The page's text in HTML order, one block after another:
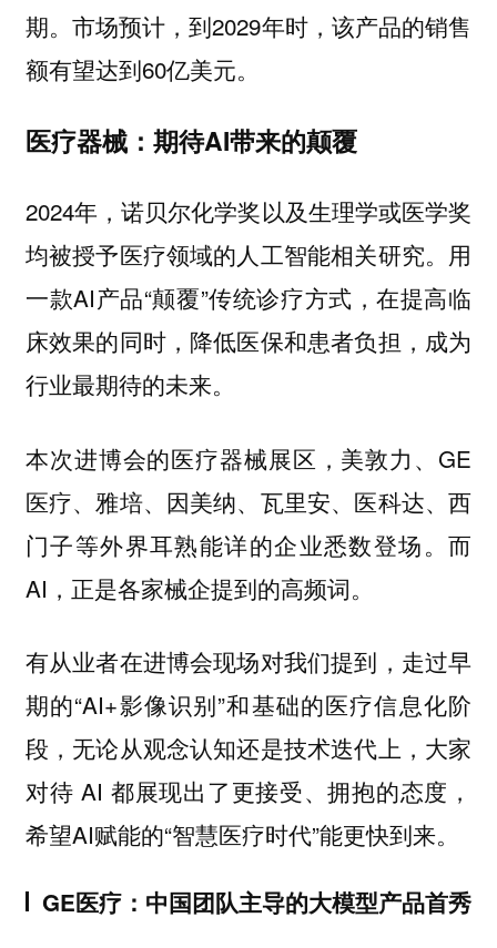
期。市场预计，到2029年时，该产品的销售
额有望达到60亿美元。
医疗器械：期待AI带来的颠覆
2024年，诺贝尔化学奖以及生理学或医学奖
均被授予医疗领域的人工智能相关研究。用
一款AI产品“颠覆”传统诊疗方式，在提高临
床效果的同时，降低医保和患者负担，成为
行业最期待的未来。
本次进博会的医疗器械展区，美敦力、GE
医疗、雅培、因美纳、瓦里安、医科达、西
门子等外界耳熟能详的企业悉数登场。而
AI，正是各家械企提到的高频词。
有从业者在进博会现场对我们提到，走过早
期的“AI+影像识别”和基础的医疗信息化阶
段，无论从观念认知还是技术迭代上，大家
对待 AI 都展现出了更接受、拥抱的态度，
希望AI赋能的“智慧医疗时代”能更快到来。
GE医疗：中国团队主导的大模型产品首秀